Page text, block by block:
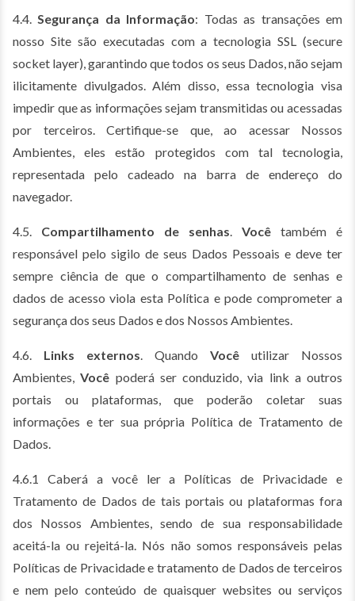
4.4. Segurança da Informação: Todas as transações em
nosso Site são executadas com a tecnologia SSL (secure
socket layer), garantindo que todos os seus Dados, não sejam
ilicitamente divulgados. Além disso, essa tecnologia visa
impedir que as informações sejam transmitidas ou acessadas
por terceiros. Certifique-se que, ao acessar Nossos
Ambientes, eles estão protegidos com tal tecnologia,
representada pelo cadeado na barra de endereço do
navegador.
4.5. Compartilhamento de senhas Você também é
responsável pelo sigilo de seus Dados Pessoais e deve ter
sempre ciência de que o compartilhamento de senhas e
dados de acesso viola esta Política e pode comprometer a
segurança dos seus Dados e dos Nossos Ambientes.
4.6. Links externos . Quando Você utilizar Nossos
Ambientes,Você poderá ser conduzido, via link a outros
portais ou plataformas, que poderão coletar suas
informações e ter sua própria Política de Tratamento de
Dados.
4.6.1 Caberá a você ler a Políticas de Privacidade e
Tratamento de Dados de tais portais ou plataformas fora
dos Nossos Ambientes, sendo de sua responsabilidade
aceitá-la ou rejeitá-la. Nós não somos responsáveis pelas
Políticas de Privacidade e tratamento de Dados de terceiros
e nem pelo conteúdo de quaisquer websites ou serviços